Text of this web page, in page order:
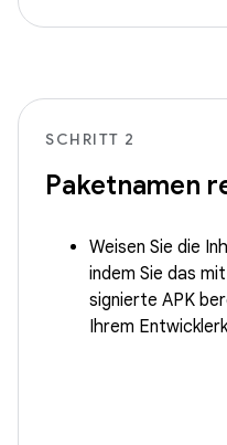
SCHRITT 2
Paketnamen
Weisen Sie die
indem Sie das
signierte APK
Ihrem